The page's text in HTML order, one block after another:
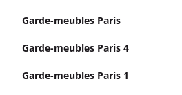
Garde-meubles Paris
Garde-meubles Paris 4
Garde-meubles Paris 1